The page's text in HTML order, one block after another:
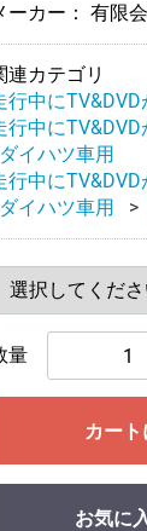
ーカー： 有限
連カテゴリ
行中に
行中に
ダイハツ車用
行中に
ダイハツ車用
量
カー
お気に